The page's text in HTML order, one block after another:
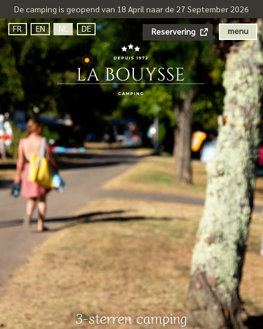
De camping is geopend van 18 April naar de 27 September 2026
menu
FR EN NL DE
3-sterren camping
Reservering